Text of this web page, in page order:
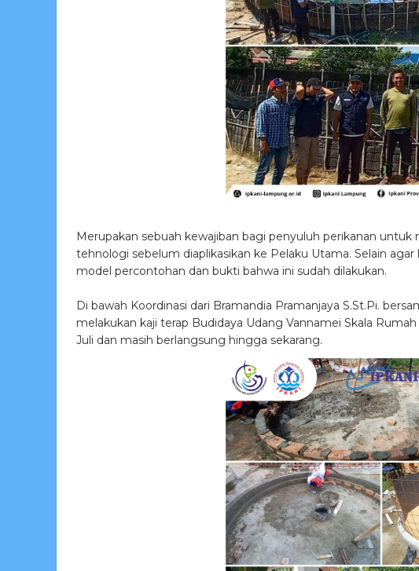
Merupakan sebuah kewajiban bagi penyuluh perikanan
tehnologi sebelum diaplikasikan ke Pelaku Utama. Selain
model percontohan dan bukti bahwa ini sudah dilakukan.
Di bawah Koordinasi dari Bramandia Pramanjaya S.St.Pi.
melakukan kaji terap Budidaya Udang Vannamei Skala
Juli dan masih berlangsung hingga sekarang.